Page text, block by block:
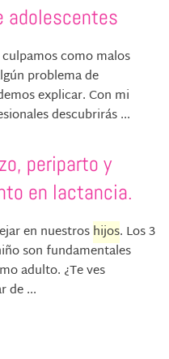
adolescentes
como malos
problema de
explicar. Con mi
descubrirás ...
periparto y
en lactancia.
en nuestroshijos. Los 3
son fundamentales
adulto. ¿Te ves
de ...